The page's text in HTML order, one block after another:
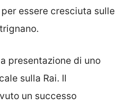
essere cresciuta sulle
presentazione di uno
sulla Rai. Il
un successo